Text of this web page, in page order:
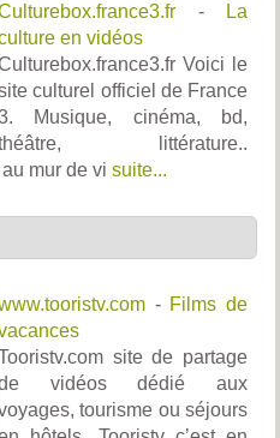
-
La
en vidéos
Voici le
culturel officiel de France
Musique, cinéma, bd,
littérature..
mur de vi suite...
- Films de
site de partage
vidéos dédié aux
tourisme ou séjours